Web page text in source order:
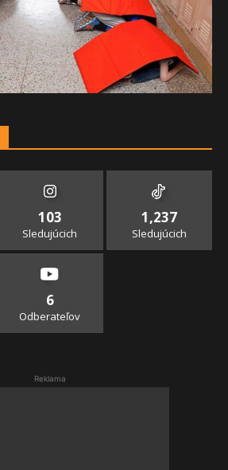
103
Sledujúcich
1,237
Sledujúcich
6
Odberateľov
Reklama